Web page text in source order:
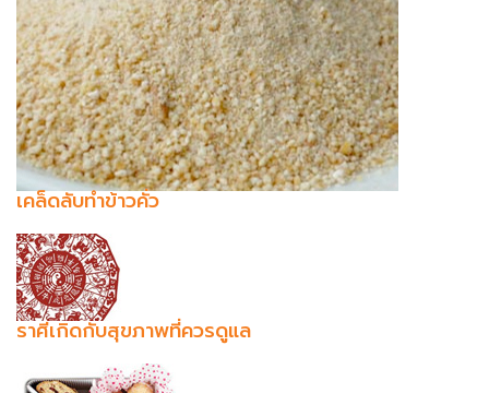
เคล็ดลับทำข้าวคั่ว
ราศีเกิดกับสุขภาพที่ควรดูแล